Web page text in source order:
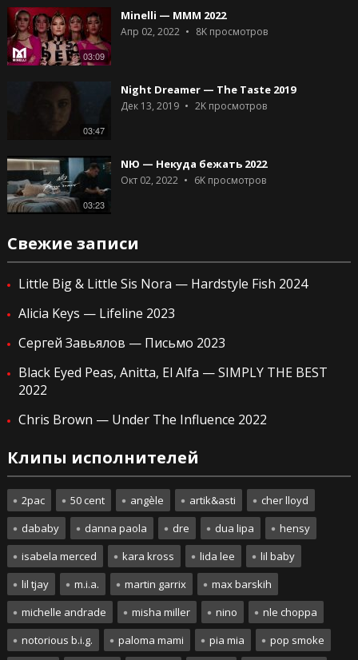
03:09
Minelli — MMM 2022
Апр 02, 2022 8Kпросмотров
03:47
Night Dreamer — The Taste 2019
Дек 13, 2019 2Kпросмотров
03:23
NЮ — Некуда бежать 2022
Окт 02, 2022 6Kпросмотров
Свежие записи
Little Big & Little Sis Nora — Hardstyle Fish 2024
Alicia Keys — Lifeline 2023
Сергей Завьялов — Письмо 2023
Black Eyed Peas, Anitta, El Alfa — SIMPLY THE BEST
2022
Chris Brown — Under The Influence 2022
Клипы исполнителей
2pac 50 cent angèle artik&asti
cher lloyd
dababy
danna paola dre dua lipa
hensy
isabela merced
kara kross lida lee
lil baby
lil tjay
m.i.a. martin garrix
max barskih
michelle andrade
misha miller nino
nle choppa
notorious b.i.g.
paloma mami pia mia pop smoke